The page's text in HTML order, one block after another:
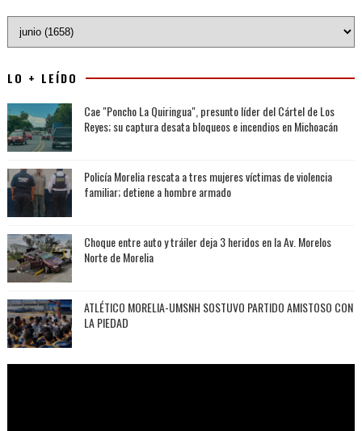
LO + LEÍDO
Cae "Poncho La Quiringua", presunto líder del Cártel de Los
Reyes; su captura desata bloqueos e incendios en Michoacán
Policía Morelia rescata a tres mujeres víctimas de violencia
familiar; detiene a hombre armado
Choque entre auto y tráiler deja 3 heridos en la Av. Morelos
Norte de Morelia
ATLÉTICO MORELIA-UMSNH SOSTUVO PARTIDO AMISTOSO CON
LA PIEDAD